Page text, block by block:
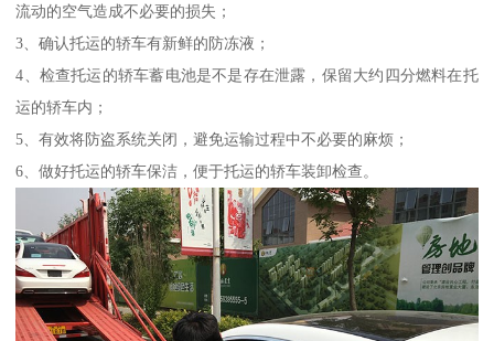
流动的空气造成不必要的损失；
3、确认托运的轿车有新鲜的防冻液；
4、检查托运的轿车蓄电池是不是存在泄露，保留大约四分燃料在托
运的轿车内；
5、有效将防盗系统关闭，避免运输过程中不必要的麻烦；
6、做好托运的轿车保洁，便于托运的轿车装卸检查。